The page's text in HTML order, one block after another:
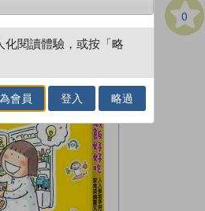
0
化閱讀體驗，或按「略
會員 登入 略過